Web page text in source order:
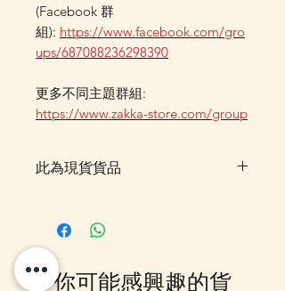
(Facebook 群
組): https://www.facebook.com/gro
ups/687088236298390
更多不同主題群組:
https://www.zakka-store.com/group
此為現貨貨品
Out 購買, 如系統顯示為"無庫
存"或"未能放入購物車時, 可以
Facebook PM 或 Whatsapp 我們
訂貨, 詳情請Facebook PM 或
你可能感興趣的貨